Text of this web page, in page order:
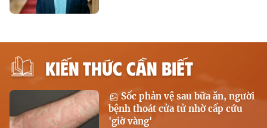
KIẾN THỨC CẦN BIẾT
Sốc phản vệ sau bữa ăn, người
bệnh thoát cửa tử nhờ cấp cứu
'giờ vàng'